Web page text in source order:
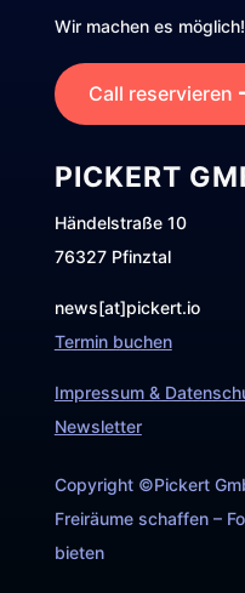
Wir machen es möglich!
Call reservieren
PICKERT
Händelstraße 10
76327 Pfinztal
news[at]pickert.io
Termin buchen
Impressum &
Newsletter
Copyright ©Pickert
Freiräume schaffen –
bieten